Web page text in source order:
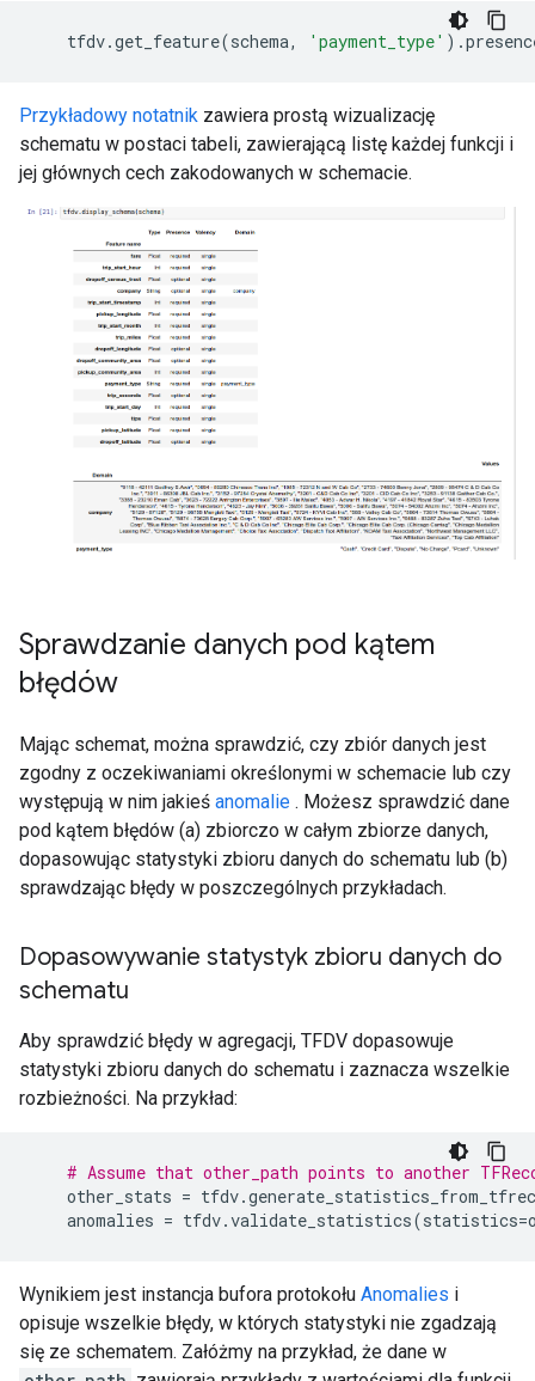
tfdv.get_feature(schema, 'payment_type' ) .
Przykładowy notatnik zawiera prostą wizualizację
schematu w postaci tabeli, zawierającą listę każdej funkcji i
jej głównych cech zakodowanych w schemacie.
Sprawdzanie danych pod kątem
błędów
Mając schemat, można sprawdzić, czy zbiór danych jest
zgodny z oczekiwaniami określonymi w schemacie lub czy
występują w nim jakieś anomalie . Możesz sprawdzić dane
pod kątem błędów (a) zbiorczo w całym zbiorze danych,
dopasowując statystyki zbioru danych do schematu lub (b)
sprawdzając błędy w poszczególnych przykładach.
Dopasowywanie statystyk zbioru danych do
schematu
Aby sprawdzić błędy w agregacji, TFDV dopasowuje
statystyki zbioru danych do schematu i zaznacza wszelkie
rozbieżności. Na przykład:
# Assume that other_path points to another
other_stats = tfdv.
anomalies = tfdv.validate_statistics(statistics=
Wynikiem jest instancja bufora protokołu Anomalies i
opisuje wszelkie błędy, w których statystyki nie zgadzają
się ze schematem. Załóżmy na przykład, że dane w